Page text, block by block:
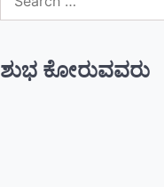
for:
ಶುಭ ಕೋರುವವರು